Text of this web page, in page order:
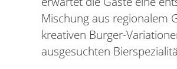
Mischung aus regionalem
kreativen Burger-
ausgesuchten